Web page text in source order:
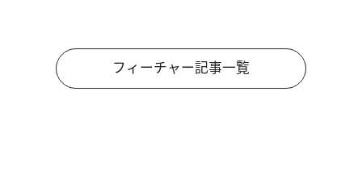
フィーチャー記事一覧